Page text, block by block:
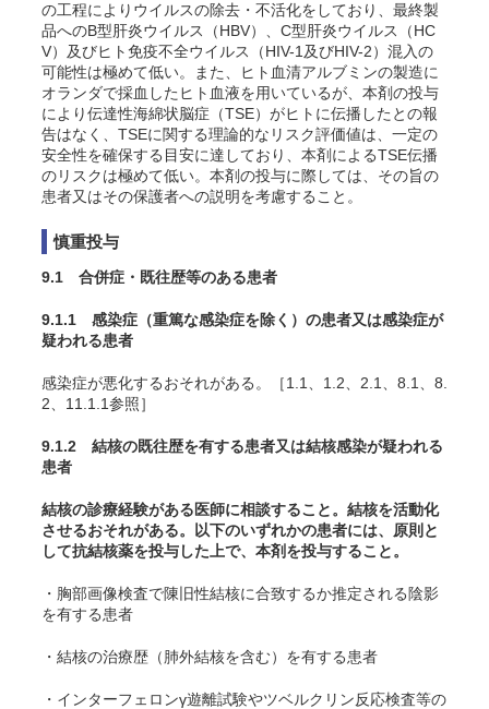
の工程によりウイルスの除去・不活化をしており、最終製
品へのB型肝炎ウイルス（HBV）、C型肝炎ウイルス（HC
V）及びヒト免疫不全ウイルス（HIV-1及びHIV-2）混入の
可能性は極めて低い。また、ヒト血清アルブミンの製造に
オランダで採血したヒト血液を用いているが、本剤の投与
により伝達性海綿状脳症（TSE）がヒトに伝播したとの報
告はなく、TSEに関する理論的なリスク評価値は、一定の
安全性を確保する目安に達しており、本剤によるTSE伝播
のリスクは極めて低い。本剤の投与に際しては、その旨の
患者又はその保護者への説明を考慮すること。
慎重投与
9.1 合併症・既往歴等のある患者
9.1.1 感染症（重篤な感染症を除く）の患者又は感染症が
疑われる患者
感染症が悪化するおそれがある。［1.1、1.2、2.1、8.1、8.
2、11.1.1参照］
9.1.2 結核の既往歴を有する患者又は結核感染が疑われる
患者
結核の診療経験がある医師に相談すること。結核を活動化
させるおそれがある。以下のいずれかの患者には、原則と
して抗結核薬を投与した上で、本剤を投与すること。
・胸部画像検査で陳旧性結核に合致するか推定される陰影
を有する患者
・結核の治療歴（肺外結核を含む）を有する患者
・インターフェロンγ遊離試験やツベルクリン反応検査等の